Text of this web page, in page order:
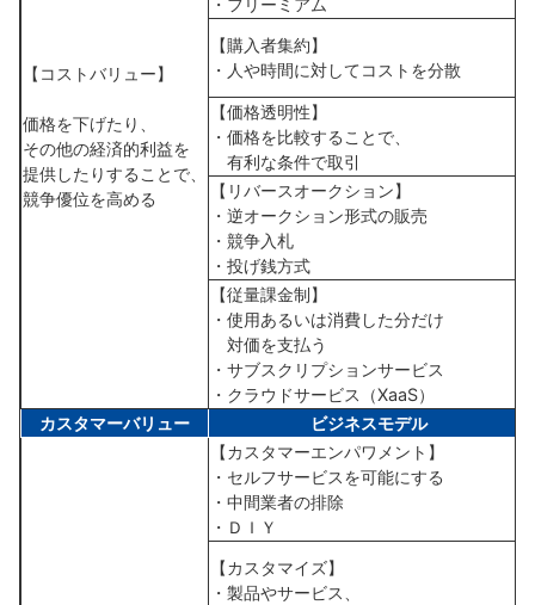
【コストバリュー】
価格を下げたり、
その他の経済的利益を
提供したりすることで、
競争優位を高める
【購入者集約】
・人や時間に対してコストを分散
【価格透明性】
・価格を比較することで、
有利な条件で取引
【リバースオークション】
・逆オークション形式の販売
・競争入札
・投げ銭方式
【従量課金制】
・使用あるいは消費した分だけ
対価を支払う
・サブスクリプションサービス
・クラウドサービス（XaaS）
カスタマーバリュー ビジネスモデル
【カスタマーエンパワメント】
・セルフサービスを可能にする
・中間業者の排除
・ＤＩＹ
【カスタマイズ】
・製品やサービス、